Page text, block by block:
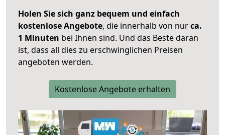
Holen Sie sich ganz bequem und einfach
kostenlose Angebote, die innerhalb von nurca.
1 Minuten bei Ihnen sind. Und das Beste daran
ist, dass all dies zu erschwinglichen Preisen
angeboten werden.
Kostenlose Angebote erhalten